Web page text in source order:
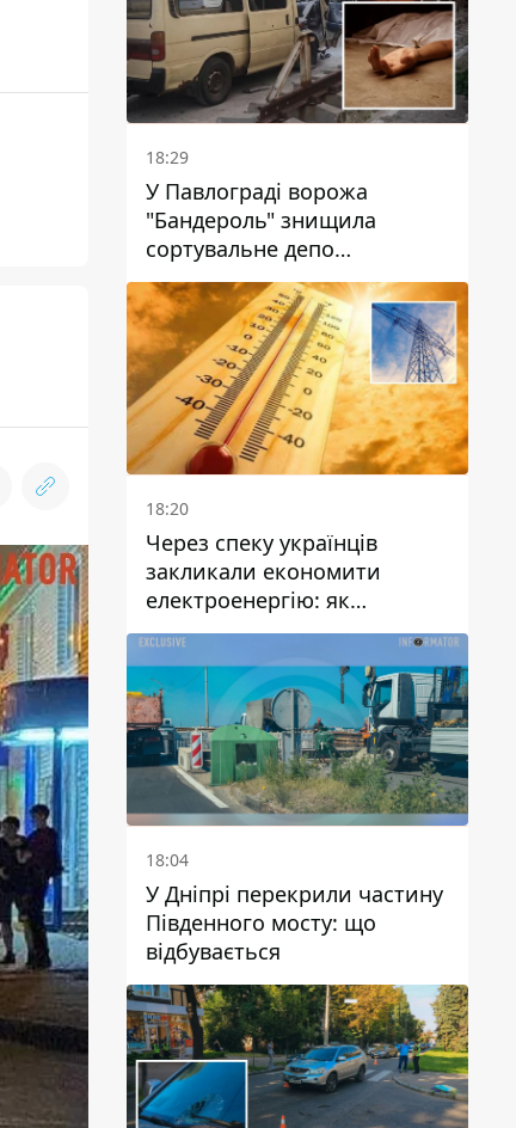
18:29
У Павлограді ворожа
"Бандероль" знищила
сортувальне депо
"Укрпошти" та вбила двох
працівниць
18:20
Через спеку українців
закликали економити
електроенергію: як
уникнути перевантаження
мереж
18:04
У Дніпрі перекрили частину
Південного мосту: що
відбувається